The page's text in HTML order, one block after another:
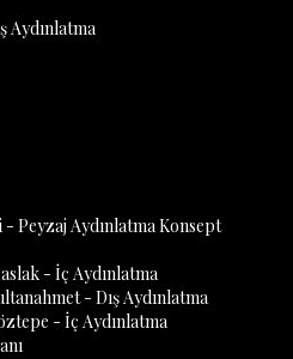
Aydınlatma
Peyzaj Aydınlatma Konsept
- İç Aydınlatma
- Dış Aydınlatma
- İç Aydınlatma